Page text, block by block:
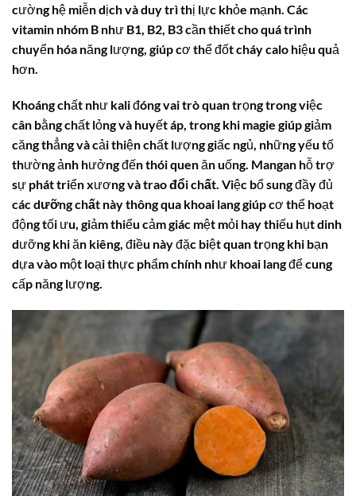
cường hệ miễn dịch và duy trì thị lực khỏe mạnh. Các
vitamin nhóm B như B1, B2, B3 cần thiết cho quá trình
chuyển hóa năng lượng, giúp cơ thể đốt cháycalo hiệu quả
hơn.
Khoáng chất như kaliđóng vai trò quan trọng trong việc
cân bằng chất lỏng và huyết áp, trong khi magie giúp giảm
căng thẳng và cải thiện chất lượng giấc ngủ, những yếu tố
thường ảnh hưởng đến thói quen ăn uống. Mangan hỗ trợ
sự phát triển xương vàtrao đổi chất. Việc bổ sung đầy đủ
cácdưỡng chất này thông qua khoai lang giúp cơ thể hoạt
động tối ưu, giảm thiểu cảm giác mệt mỏi hay thiếu hụt dinh
dưỡng khi ăn kiêng, điều này đặc biệt quan trọng khi bạn
dựa vào một loại thực phẩm chính như khoai lang để cung
cấp năng lượng.